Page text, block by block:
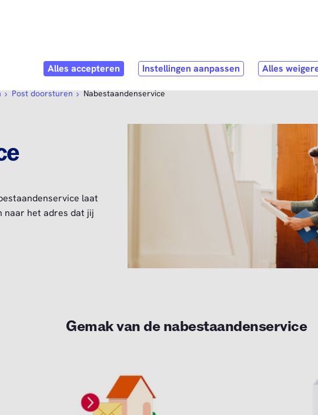
Open submenu
WebshopOpen submenu
Service & Contact
Post doorsturen Nabestaandenservice
laat
naar het adres dat jij
Gemak van de nabestaandenservice